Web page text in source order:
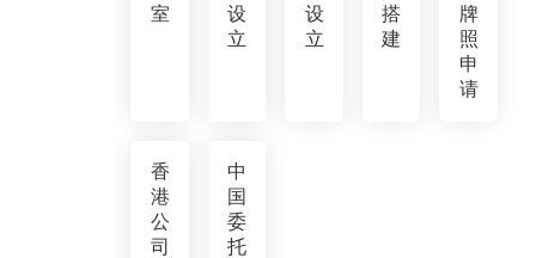
室
设
立
设
立
搭
建
牌
照
申
请
香
港
公
司
中
国
委
托